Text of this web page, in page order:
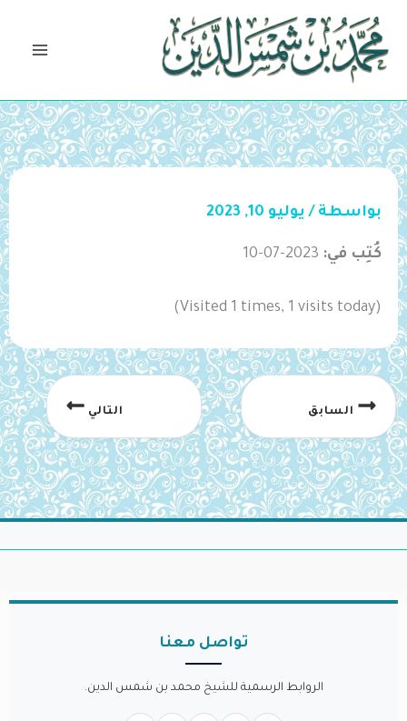
تخطي
المحتوى
بواسطة / يوليو 10, 2023
كُتِب في: 2023-07-10
(Visited 1 times, 1 visits today)
السابق التالي
تواصل معنا
الروابط الرسمية للشيخ محمد بن شمس الدين.